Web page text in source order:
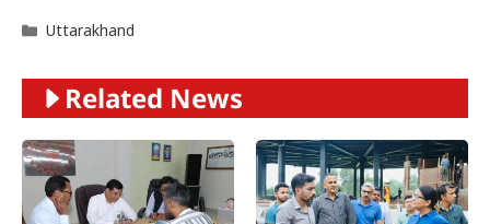
Categories
Uttarakhand
Related News